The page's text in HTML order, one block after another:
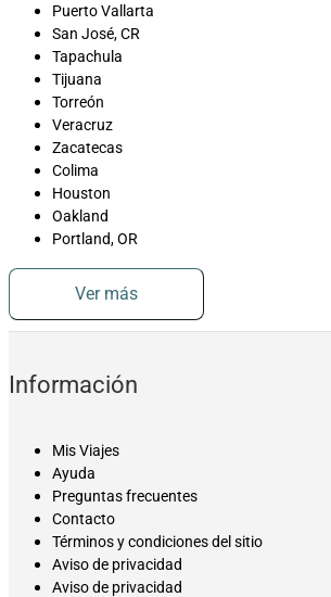
Puerto Vallarta
San José, CR
Tapachula
Tijuana
Torreón
Veracruz
Zacatecas
Colima
Houston
Oakland
Portland, OR
Ver más
Información
Mis Viajes
Ayuda
Preguntas frecuentes
Contacto
Términos y condiciones del sitio
Aviso de privacidad
Aviso de privacidad